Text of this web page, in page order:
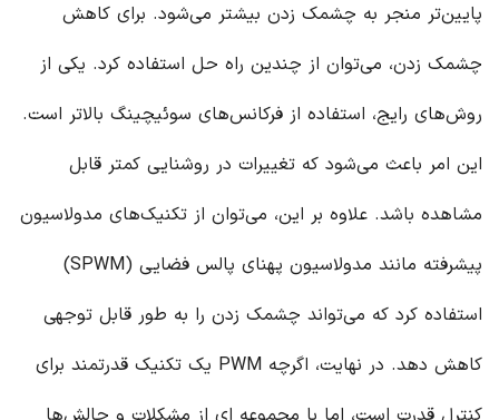
پایین‌تر منجر به چشمک زدن بیشتر می‌شود. برای کاهش
چشمک زدن، می‌توان از چندین راه حل استفاده کرد. یکی از
روش‌های رایج، استفاده از فرکانس‌های سوئیچینگ بالاتر است.
این امر باعث می‌شود که تغییرات در روشنایی کمتر قابل
مشاهده باشد. علاوه بر این، می‌توان از تکنیک‌های مدولاسیون
پیشرفته مانند مدولاسیون پهنای پالس فضایی (SPWM)
استفاده کرد که می‌تواند چشمک زدن را به طور قابل توجهی
کاهش دهد. در نهایت، اگرچه PWM یک تکنیک قدرتمند برای